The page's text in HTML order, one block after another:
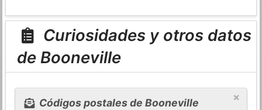
Curiosidades y otros datos
de Booneville
×
Códigos postales de Booneville